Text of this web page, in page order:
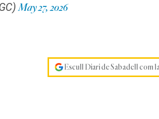
May 27, 2026
Escull Diari de Sabadell com